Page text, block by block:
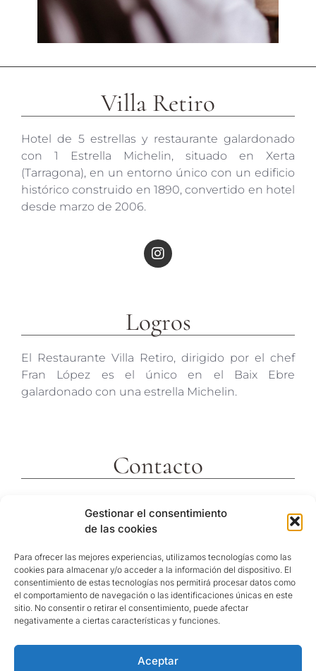
Gestionar el consentimiento
de las cookies
Para ofrecer las mejores experiencias, utilizamos tecnologías como las
cookies para almacenar y/o acceder a la información del dispositivo. El
consentimiento de estas tecnologías nos permitirá procesar datos como
el comportamiento de navegación o las identificaciones únicas en este
sitio. No consentir o retirar el consentimiento, puede afectar
negativamente a ciertas características y funciones.
Aceptar
Villa Retiro
Hotel de 5 estrellas y restaurante galardonado
con 1 Estrella Michelin, situado en Xerta
(Tarragona), en un entorno único con un edificio
histórico construido en 1890, convertido en hotel
desde marzo de 2006.
Logros
El Restaurante Villa Retiro, dirigido por el chef
Fran López es el único en el Baix Ebre
galardonado con una estrella Michelin.
Contacto
43592 Xerta
Tarragona (España)
Telf. +34 977473810
Coordenadas GPS:
40º 54′ 31″ N / 0º 29′ 26″ E
reservas@hotelvillaretiro.com
© Hotel Villa Retiro | Política de privacitat